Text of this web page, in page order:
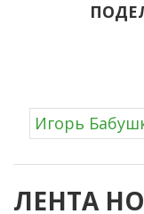
Игорь
ЛЕНТА